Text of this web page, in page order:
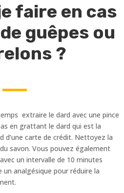
faire en cas
guêpes ou
?
extraire le dard avec une pince
en grattant le dard qui est la
d’une carte de crédit. Nettoyez la
savon. Vous pouvez également
un intervalle de 10 minutes
analgésique pour réduire la